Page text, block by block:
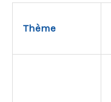
Thème